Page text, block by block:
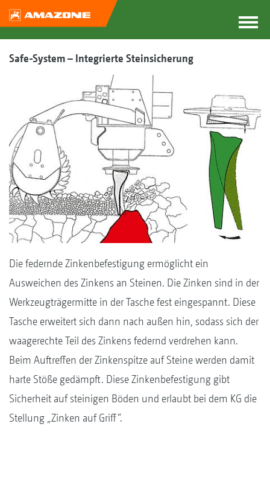
Safe-System – Integrierte Steinsicherung
Die federnde Zinkenbefestigung ermöglicht ein
Ausweichen des Zinkens an Steinen. Die Zinken sind in der
Werkzeugträgermitte in der Tasche fest eingespannt. Diese
Tasche erweitert sich dann nach außen hin, sodass sich der
waagerechte Teil des Zinkens federnd verdrehen kann.
Beim Auftreffen der Zinkenspitze auf Steine werden damit
harte Stöße gedämpft. Diese Zinkenbefestigung gibt
Sicherheit auf steinigen Böden und erlaubt bei dem KG die
Stellung „Zinken auf Griff“.